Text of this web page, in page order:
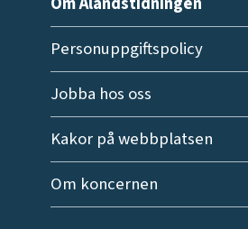
Personuppgiftspolicy
Jobba hos oss
Kakor på webbplatsen
Om koncernen